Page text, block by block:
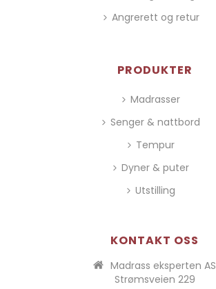
Angrerett og retur
PRODUKTER
Madrasser
Senger & nattbord
Tempur
Dyner & puter
Utstilling
KONTAKT OSS
Madrass eksperten AS
Strømsveien 229